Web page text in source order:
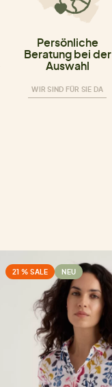
Persönliche
Beratung bei der
Auswahl
WIR SIND FÜR SIE DA
21 % SALE NEU